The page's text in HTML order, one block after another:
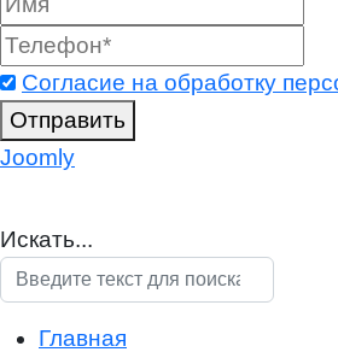
Согласие на обработку
Отправить
Joomly
Искать...
Главная